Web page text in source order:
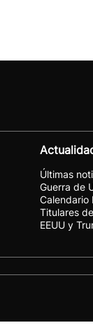
Últimas
Guerra de
Calendario
Titulares
EEUU y